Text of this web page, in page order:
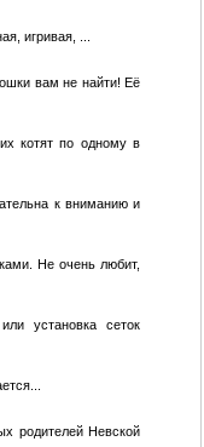
игривая, ...
вам не найти! Её
котят по одному в
к вниманию и
Не очень любит,
установка сеток
родителей Невской